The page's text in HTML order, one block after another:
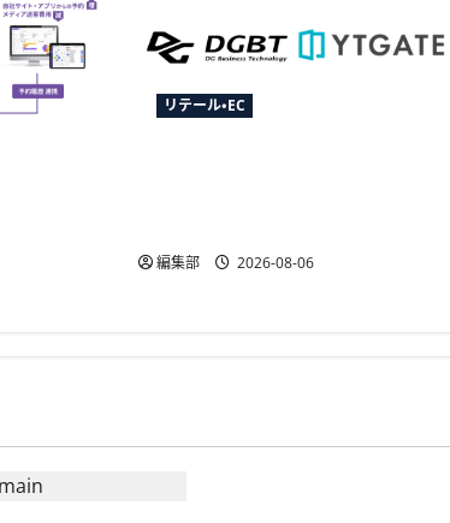
リテール・EC
編集部 2026-08-06